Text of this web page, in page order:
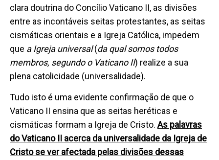
clara doutrina do Concílio Vaticano II, as divisões
entre as incontáveis seitas protestantes, as seitas
cismáticas orientais e a Igreja Católica, impedem
que a Igreja universal(da qual somos todos
membros, segundo o Vaticano II) realize a sua
plena catolicidade (universalidade).
Tudo isto é uma evidente confirmação de que o
Vaticano II ensina que as seitas heréticas e
cismáticas formam a Igreja de Cristo.As palavras
do Vaticano II acerca da universalidade da Igreja de
Cristo se ver afectada pelas divisões dessas